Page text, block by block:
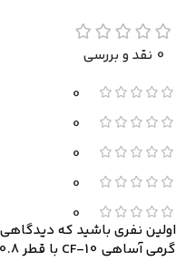
0 نقد و بررسی
0
0
0
0
0
گرمی آساهی CF-10 با قطر 0.8 میلی متر”